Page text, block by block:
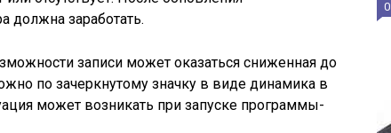
должна заработать.
записи может оказаться сниженная до
по зачеркнутому значку в виде динамика в
может возникать при запуске программы-
0